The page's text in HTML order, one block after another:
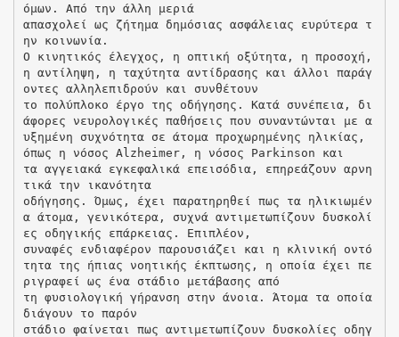
όμων. Από την άλλη μεριά
απασχολεί ως ζήτημα δημόσιας ασφάλειας ευρύτερα τ
ην κοινωνία.
Ο κινητικός έλεγχος, η οπτική οξύτητα, η προσοχή,
η αντίληψη, η ταχύτητα αντίδρασης και άλλοι παράγ
οντες αλληλεπιδρούν και συνθέτουν
το πολύπλοκο έργο της οδήγησης. Κατά συνέπεια, δι
άφορες νευρολογικές παθήσεις που συναντώνται με α
υξημένη συχνότητα σε άτομα προχωρημένης ηλικίας,
όπως η νόσος Alzheimer, η νόσος Parkinson και
τα αγγειακά εγκεφαλικά επεισόδια, επηρεάζουν αρνη
τικά την ικανότητα
οδήγησης. Όμως, έχει παρατηρηθεί πως τα ηλικιωμέν
α άτομα, γενικότερα, συχνά αντιμετωπίζουν δυσκολί
ες οδηγικής επάρκειας. Επιπλέον,
συναφές ενδιαφέρον παρουσιάζει και η κλινική οντό
τητα της ήπιας νοητικής έκπτωσης, η οποία έχει πε
ριγραφεί ως ένα στάδιο μετάβασης από
τη φυσιολογική γήρανση στην άνοια. Άτομα τα οποία
διάγουν το παρόν
στάδιο φαίνεται πως αντιμετωπίζουν δυσκολίες οδηγ